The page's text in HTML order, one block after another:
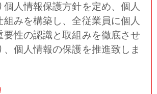
個人情報保護方針を定め、個人
組みを構築し、全従業員に個人
要性の認識と取組みを徹底させ
、個人情報の保護を推進致しま